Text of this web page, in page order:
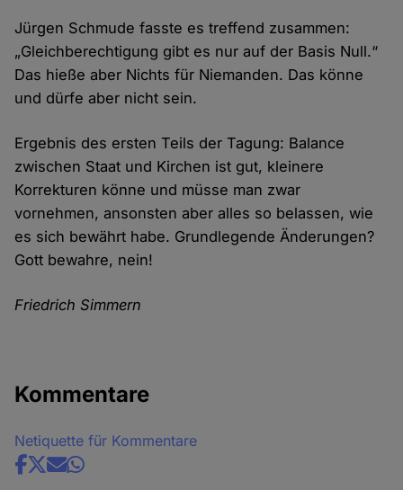
Jürgen Schmude fasste es treffend zusammen:
„Gleichberechtigung gibt es nur auf der Basis Null.“
Das hieße aber Nichts für Niemanden. Das könne
und dürfe aber nicht sein.
Ergebnis des ersten Teils der Tagung: Balance
zwischen Staat und Kirchen ist gut, kleinere
Korrekturen könne und müsse man zwar
vornehmen, ansonsten aber alles so belassen, wie
es sich bewährt habe. Grundlegende Änderungen?
Gott bewahre, nein!
Friedrich Simmern
Kommentare
Netiquette für Kommentare
Share